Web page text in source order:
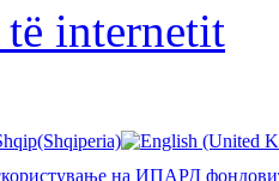
të internetit
на ИПАРД